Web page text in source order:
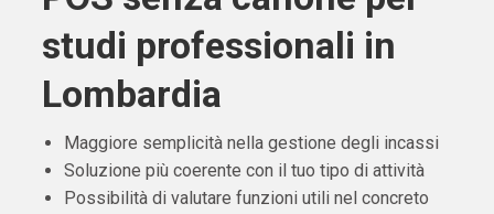
studi professionali in
Lombardia
Maggiore semplicità nella gestione degli incassi
Soluzione più coerente con il tuo tipo di attività
Possibilità di valutare funzioni utili nel concreto